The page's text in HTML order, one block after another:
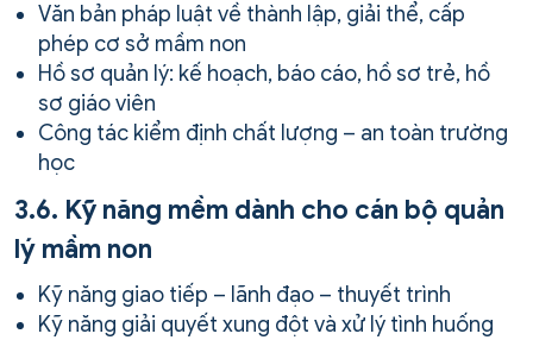
Văn bản pháp luật về thành lập, giải thể, cấp
phép cơ sở mầm non
Hồ sơ quản lý: kế hoạch, báo cáo, hồ sơ trẻ, hồ
sơ giáo viên
Công tác kiểm định chất lượng – an toàn trường
học
3.6. Kỹ năng mềm dành cho cán bộ quản
lý mầm non
Kỹ năng giao tiếp – lãnh đạo – thuyết trình
Kỹ năng giải quyết xung đột và xử lý tình huống